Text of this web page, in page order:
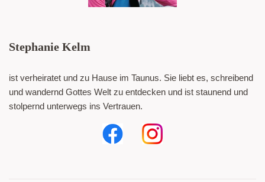
Stephanie Kelm
ist verheiratet und zu Hause im Taunus. Sie liebt es, schreibend
und wandernd Gottes Welt zu entdecken und ist staunend und
stolpernd unterwegs ins Vertrauen.